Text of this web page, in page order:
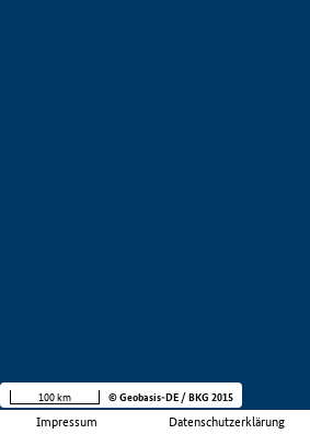
Impressum Datenschutzerklärung
100 km © Geobasis-DE / BKG 2015